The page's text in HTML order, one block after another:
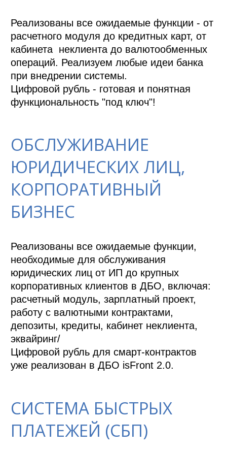
Реализованы все ожидаемые функции - от
расчетного модуля до кредитных карт, от
кабинета  неклиента до валютообменных
операций. Реализуем любые идеи банка
при внедрении системы.
Цифровой рубль - готовая и понятная
функциональность "под ключ"!
ОБСЛУЖИВАНИЕ
ЮРИДИЧЕСКИХ ЛИЦ,
КОРПОРАТИВНЫЙ
БИЗНЕС
Реализованы все ожидаемые функции,
необходимые для обслуживания
юридических лиц от ИП до крупных
корпоративных клиентов в ДБО, включая:
расчетный модуль, зарплатный проект,
работу с валютными контрактами,
депозиты, кредиты, кабинет неклиента,
эквайринг/
Цифровой рубль для смарт-контрактов
уже реализован в ДБО isFront 2.0.
СИСТЕМА БЫСТРЫХ
ПЛАТЕЖЕЙ (СБП)